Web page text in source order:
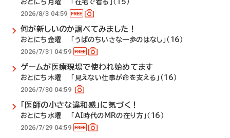
おとにち月曜 「在宅で看る」（15）
2026/8/3 04:59
何が新しいのか調べてみました！
おとにち金曜 「うぱのちいさな一歩のはなし」（16）
2026/7/31 04:59
ゲームが医療現場で使われ始めてます
おとにち木曜 「見えない仕事が命を支える」（16）
2026/7/30 04:59
「医師の小さな違和感」に気づく！
おとにち水曜 「AI時代のMRの在り方」（16）
2026/7/29 04:59